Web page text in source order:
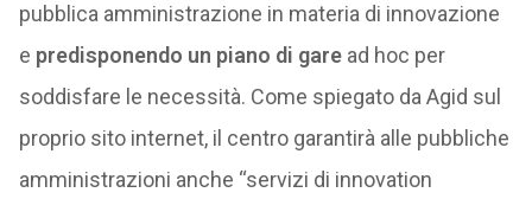
pubblica amministrazione in materia di innovazione
e predisponendo un piano di garead hoc per
soddisfare le necessità. Come spiegato da Agid sul
proprio sito internet, il centro garantirà alle pubbliche
amministrazioni anche “servizi di innovation